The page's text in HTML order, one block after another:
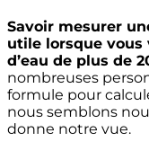
Savoir mesurer
utile lorsque vous
d’eau de plus de
nombreuses
formule pour
nous semblons
donne notre vue.